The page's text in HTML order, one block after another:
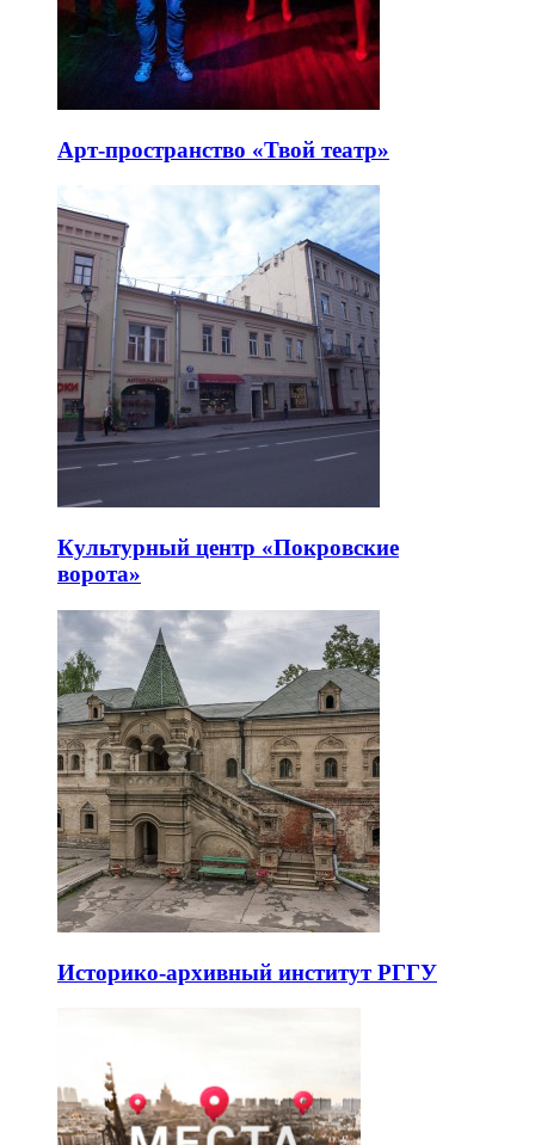
Арт-пространство «Твой театр»
Культурный центр «Покровские
ворота»
Историко-архивный институт РГГУ